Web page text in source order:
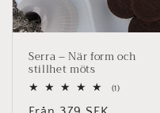
Serra – När form och
stillhet möts
(1)1